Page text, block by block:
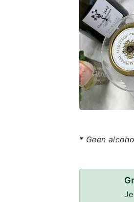
* Geen